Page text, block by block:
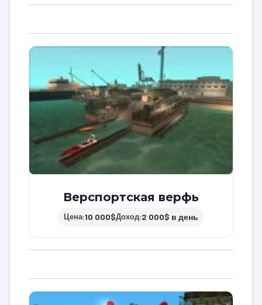
Верспортская верфь
Цена:10 000$Доход:2 000$ в день